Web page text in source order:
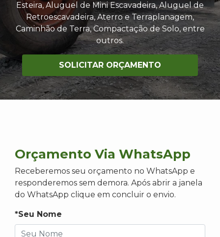
Esteira, Aluguel de Mini Escavadeira, Aluguel de
Retroescavadeira, Aterro e Terraplanagem,
Caminhão de Terra, Compactação de Solo, entre
outros.
SOLICITAR ORÇAMENTO
Orçamento Via WhatsApp
Receberemos seu orçamento no WhatsApp e
responderemos sem demora. Após abrir a janela
do WhatsApp clique em concluir o envio.
*Seu Nome